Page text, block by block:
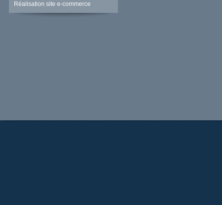
Réalisation site e-commerce